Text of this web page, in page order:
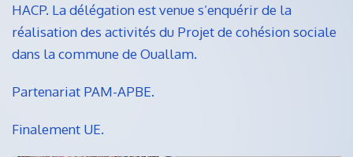
HACP. La délégation est venue s’enquérir de la
réalisation des activités du Projet de cohésion sociale
dans la commune de Ouallam.
Partenariat PAM-APBE.
Finalement UE.